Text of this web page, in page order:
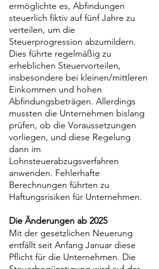
ermöglichte es, Abfindungen
steuerlich fiktiv auf fünf Jahre zu
verteilen, um die
Steuerprogression abzumildern.
Dies führte regelmäßig zu
erheblichen Steuervorteilen,
insbesondere bei kleinen/mittleren
Einkommen und hohen
Abfindungsbeträgen. Allerdings
mussten die Unternehmen bislang
prüfen, ob die Voraussetzungen
vorliegen, und diese Regelung
dann im
Lohnsteuerabzugsverfahren
anwenden. Fehlerhafte
Berechnungen führten zu
Haftungsrisiken für Unternehmen.
Die Änderungen ab 2025
Mit der gesetzlichen Neuerung
entfällt seit Anfang Januar diese
Pflicht für die Unternehmen. Die